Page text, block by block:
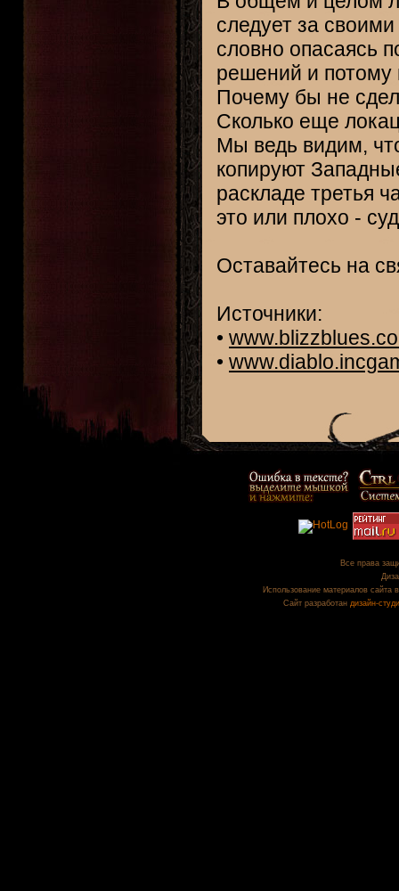
следует за
словно опасаясь
решений и потому
Почему бы не
Сколько еще
Мы ведь видим,
копируют
раскладе третья
это или плохо -
Оставайтесь на
Источники:
•
•
Все права
Использование материалов сайта
Сайт разработан дизайн-